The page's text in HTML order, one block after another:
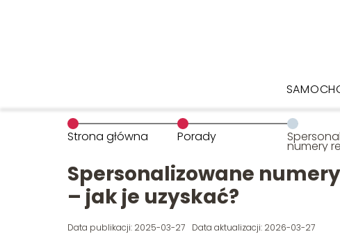
Strona główna Porady
numery
uzyskać?
Spersonalizowane
– jak je uzyskać?
Data publikacji: 2025-03-27 Data aktualizacji: 2026-03-27